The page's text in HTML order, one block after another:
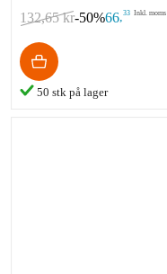
132,65 kr-50%66,33 Inkl. moms
50 stk på lager